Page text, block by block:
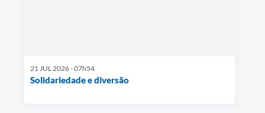
21 JUL 2026 - 07h54
Solidariedade e diversão